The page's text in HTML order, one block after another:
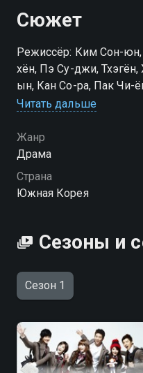
Сюжет
Режиссёр: Ким Сон-
хён, Пэ Су-джи,
ын, Кан Со-ра, Пак Чи-
джун
Посмотреть онлайн 1
вы можете
качестве на hophop.tv
Читать дальше
Жанр
Драма
Страна
Южная Корея
Сезоны и
Сезон 1